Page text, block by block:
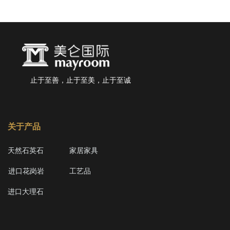
止于至善，止于至美，止于至诚
关于产品
天然石英石
进口花岗岩
进口大理石
家居家具
工艺品